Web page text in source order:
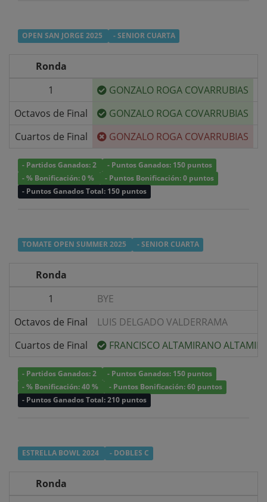
OPEN SAN JORGE 2025 - SENIOR CUARTA
Ronda
1
GONZALO ROGA COVARRUBIAS
Octavos de Final
GONZALO ROGA COVARRUBIAS
Cuartos de Final
GONZALO ROGA COVARRUBIAS
- Partidos Ganados: 2
- Puntos Ganados: 150 puntos
- % Bonificación: 0 %
- Puntos Bonificación: 0 puntos
- Puntos Ganados Total: 150 puntos
TOMATE OPEN SUMMER 2025 - SENIOR CUARTA
Ronda
1
BYE
Octavos de Final
LUIS DELGADO VALDERRAMA
Cuartos de Final
FRANCISCO ALTAMIRANO
- Partidos Ganados: 2
- Puntos Ganados: 150 puntos
- % Bonificación: 40 %
- Puntos Bonificación: 60 puntos
- Puntos Ganados Total: 210 puntos
ESTRELLA BOWL 2024 - DOBLES C
Ronda